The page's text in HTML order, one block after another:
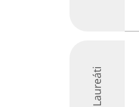
Laureáti